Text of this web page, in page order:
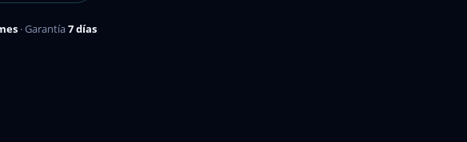
· Garantía7 días